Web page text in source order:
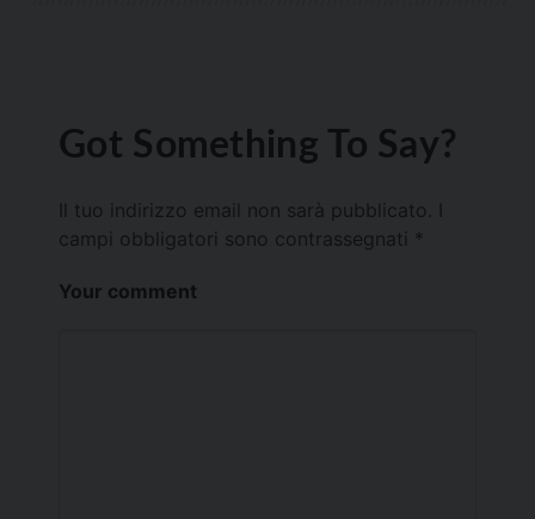
Got Something To Say?
Il tuo indirizzo email non sarà pubblicato.
campi obbligatori sono contrassegnati *
Your comment